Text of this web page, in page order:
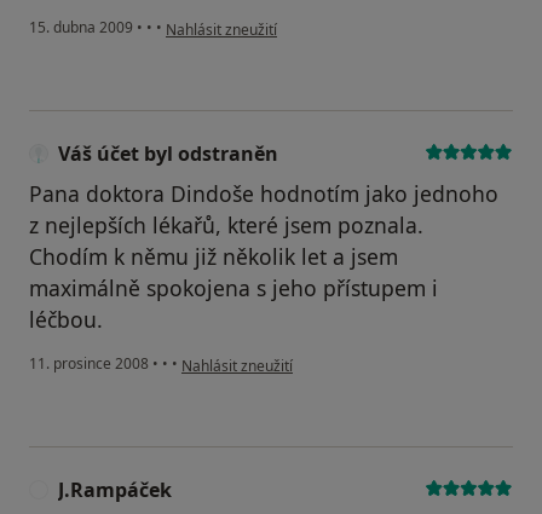
15. dubna 2009 • • • podle názoru uživatele Ester
Nahlásit zneužití
Váš účet byl odstraněn
Pana doktora Dindoše hodnotím jako jednoho
z nejlepších lékařů, které jsem poznala.
Chodím k němu již několik let a jsem
maximálně spokojena s jeho přístupem i
léčbou.
11. prosince 2008 • • • podle názoru uživatele Váš účet byl odstraněn
Nahlásit zneužití
J.Rampáček